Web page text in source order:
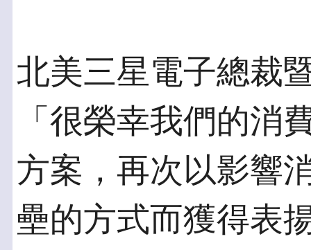
北美三星電子總裁
「很榮幸我們的消
方案，再次以影響
壘的方式而獲得表